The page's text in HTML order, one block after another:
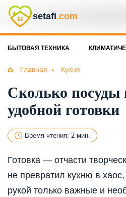
setafi.com
БЫТОВАЯ ТЕХНИКА
Главная Кухня
Сколько посуды
удобной готовки
Время чтения: 2 мин.
Готовка — отчасти
не превратил кухню в
рукой только важные и